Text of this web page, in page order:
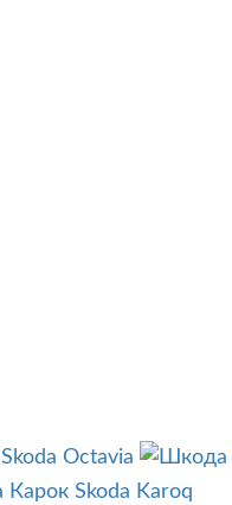
Skoda Octavia
Skoda Karoq